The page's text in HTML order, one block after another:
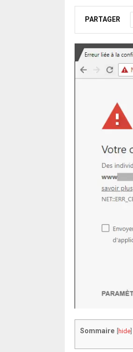
PARTAGER
Sommaire hide